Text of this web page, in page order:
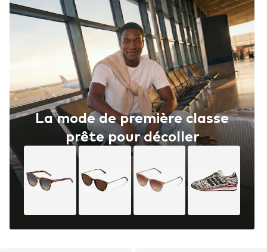
La mode de première classe
prête pour décoller